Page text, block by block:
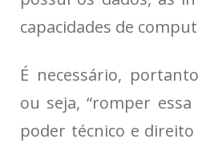
capacidades de
É necessário,
ou seja, “romper
poder técnico e